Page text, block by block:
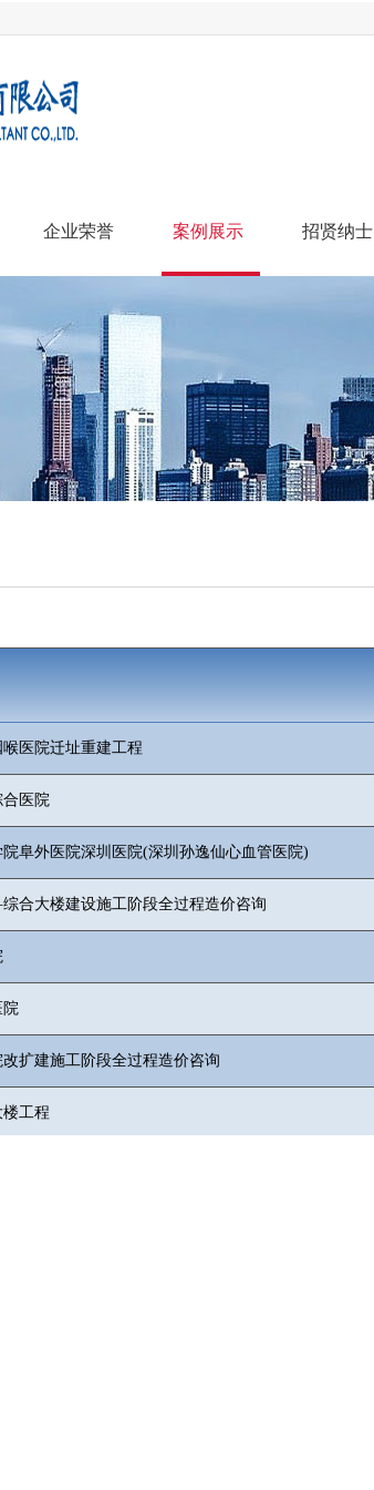
企业荣誉 案例展示 招贤纳士
医院迁址重建工程
合医院
阜外医院深圳医院(深圳孙逸仙心血管医院)
合大楼建设施工阶段全过程造价咨询
院
扩建施工阶段全过程造价咨询
工程